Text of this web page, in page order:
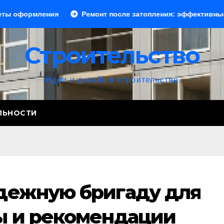
Ремонт после затопления: эффективные способы
Строительство
Идеи и дизайн в строительстве
бригаду для
и рекомендации